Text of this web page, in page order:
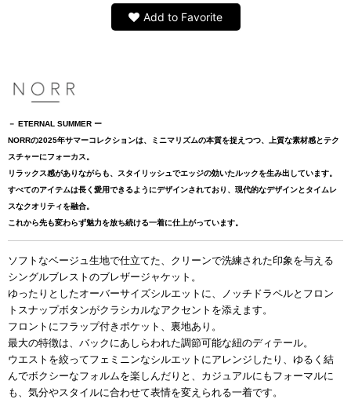
Add to Favorite
－ ETERNAL SUMMER ー
NORRの2025年サマーコレクションは、ミニマリズムの本質を捉えつつ、上質な素材感とテク
スチャーにフォーカス。
リラックス感がありながらも、スタイリッシュでエッジの効いたルックを生み出しています。
すべてのアイテムは長く愛用できるようにデザインされており、現代的なデザインとタイムレ
スなクオリティを融合。
これから先も変わらず魅力を放ち続ける一着に仕上がっています。
ソフトなベージュ生地で仕立てた、クリーンで洗練された印象を与える
シングルブレストのブレザージャケット。
ゆったりとしたオーバーサイズシルエットに、ノッチドラペルとフロン
トスナップボタンがクラシカルなアクセントを添えます。
フロントにフラップ付きポケット、裏地あり。
最大の特徴は、バックにあしらわれた調節可能な紐のディテール。
ウエストを絞ってフェミニンなシルエットにアレンジしたり、ゆるく結
んでボクシーなフォルムを楽しんだりと、 カジュアルにもフォーマルに
も、 気分やスタイルに合わせて表情を変えられる一着です。